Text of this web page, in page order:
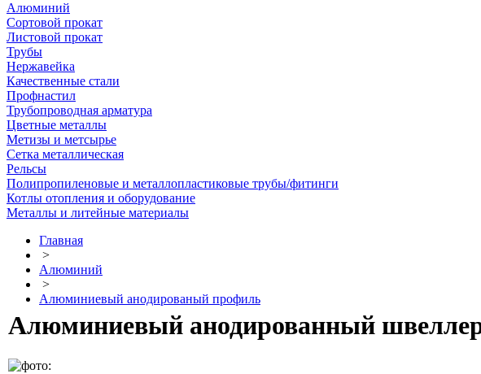
Алюминий
Сортовой прокат
Листовой прокат
Трубы
Нержавейка
Качественные стали
Профнастил
Трубопроводная арматура
Цветные металлы
Метизы и метсырье
Сетка металлическая
Рельсы
Полипропиленовые и металлопластиковые трубы/фитинги
Котлы отопления и оборудование
Металлы и литейные материалы
Главная
>
Алюминий
>
Алюминиевый анодированый профиль
Алюминиевый анодированный швеллер